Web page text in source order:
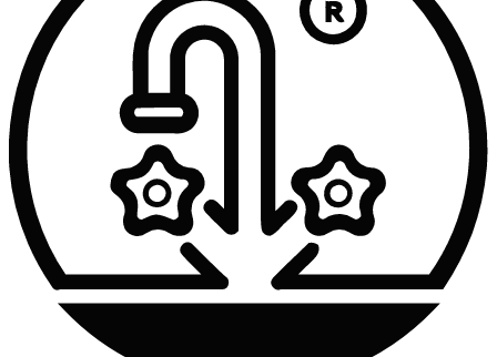
Vật Liệu Nước
Thiết Bị Nước STIEBEL ELTRON
Thiết Bị Nước TÂN Á ĐẠI THÀNH